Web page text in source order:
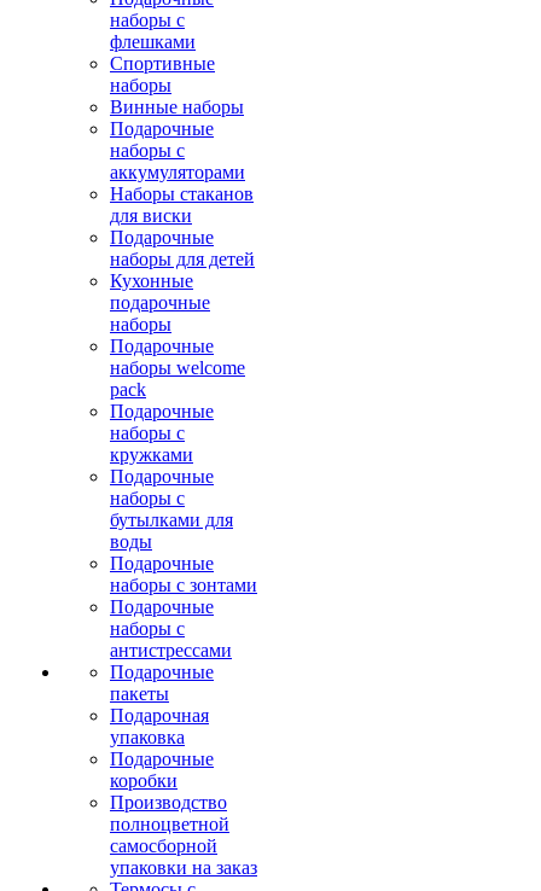
наборы с
флешками
Спортивные
наборы
Винные наборы
Подарочные
наборы с
аккумуляторами
Наборы стаканов
для виски
Подарочные
наборы для детей
Кухонные
подарочные
наборы
Подарочные
наборы welcome
pack
Подарочные
наборы с
кружками
Подарочные
наборы с
бутылками для
воды
Подарочные
наборы с зонтами
Подарочные
наборы с
антистрессами
Подарочные
пакеты
Подарочная
упаковка
Подарочные
коробки
Производство
полноцветной
самосборной
упаковки на заказ